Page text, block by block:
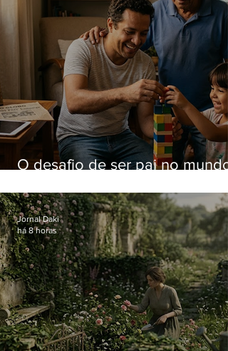
O desafio de ser pai no mundo
Jornal Daki
há 8 horas